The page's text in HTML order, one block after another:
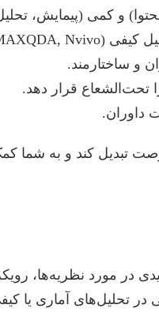
و کمی (پیمایش، تحلیل
و ساختارمند.
تحت‌الشعاع قرار دهد.
داوران.
کند و به شما کمک
مورد نظریه‌ها،
تحلیل‌های آماری یا